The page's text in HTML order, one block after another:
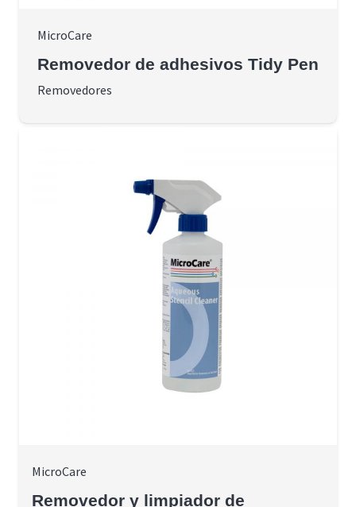
MicroCare
Removedor de adhesivos Tidy Pen
Removedores
MicroCare
Removedor y limpiador de